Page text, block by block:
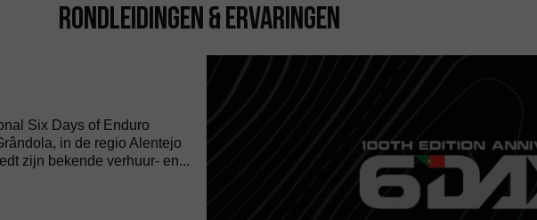
Rondleidingen & Ervaringen
Six Days of Enduro
in de regio Alentejo
zijn bekende verhuur- en...